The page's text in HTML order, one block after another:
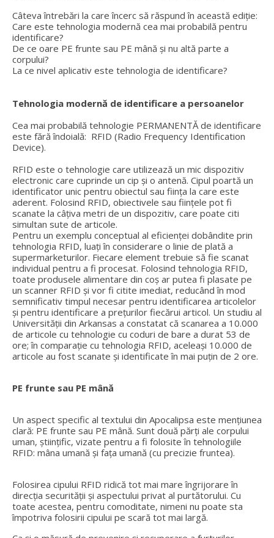
Câteva întrebări la care încerc să răspund în această ediție:
Care este tehnologia modernă cea mai probabilă pentru
identificare?
De ce oare PE frunte sau PE mână și nu altă parte a
corpului?
La ce nivel aplicativ este tehnologia de identificare?
Tehnologia modernă de identificare a persoanelor
Cea mai probabilă tehnologie PERMANENTĂ de identificare
este fără îndoială: RFID (Radio Frequency Identification
Device).
RFID este o tehnologie care utilizează un mic dispozitiv
electronic care cuprinde un cip și o antenă. Cipul poartă un
identificator unic pentru obiectul sau ființa la care este
aderent. Folosind RFID, obiectivele sau ființele pot fi
scanate la câțiva metri de un dispozitiv, care poate citi
simultan sute de articole.
Pentru un exemplu conceptual al eficienței dobândite prin
tehnologia RFID, luați în considerare o linie de plată a
supermarketurilor. Fiecare element trebuie să fie scanat
individual pentru a fi procesat. Folosind tehnologia RFID,
toate produsele alimentare din coș ar putea fi plasate pe
un scanner RFID și vor fi citite imediat, reducând în mod
semnificativ timpul necesar pentru identificarea articolelor
și pentru identificare a prețurilor fiecărui articol. Un studiu al
Universității din Arkansas a constatat că scanarea a 10.000
de articole cu tehnologie cu coduri de bare a durat 53 de
ore; în comparație cu tehnologia RFID, aceleași 10.000 de
articole au fost scanate și identificate în mai puțin de 2 ore.
PE frunte sau PE mână
Un aspect specific al textului din Apocalipsa este mențiunea
clară: PE frunte sau PE mână. Sunt două părți ale corpului
uman, științific, vizate pentru a fi folosite în tehnologiile
RFID: mâna umană și fața umană (cu precizie fruntea).
Folosirea cipului RFID ridică tot mai mare îngrijorare în
direcția securității și aspectului privat al purtătorului. Cu
toate acestea, pentru comoditate, nimeni nu poate sta
împotriva folosirii cipului pe scară tot mai largă.